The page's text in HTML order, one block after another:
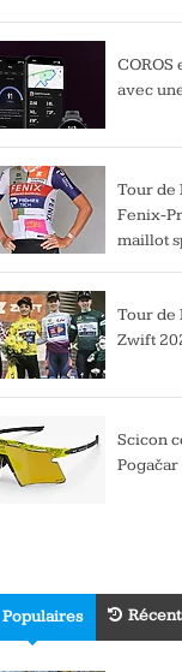
COROS
avec
Tour de
Fenix-
maillot
Tour de
Zwift
Scicon
Populaires